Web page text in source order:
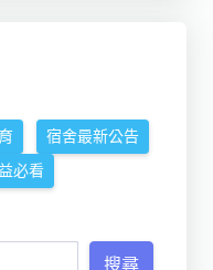
宿舍最新公告
必看
搜尋